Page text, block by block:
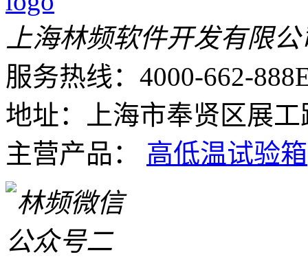
上海林频软件开发有限公
服务热线：4000-662-888
地址：上海市奉贤区展工
主营产品： 高低温试验箱